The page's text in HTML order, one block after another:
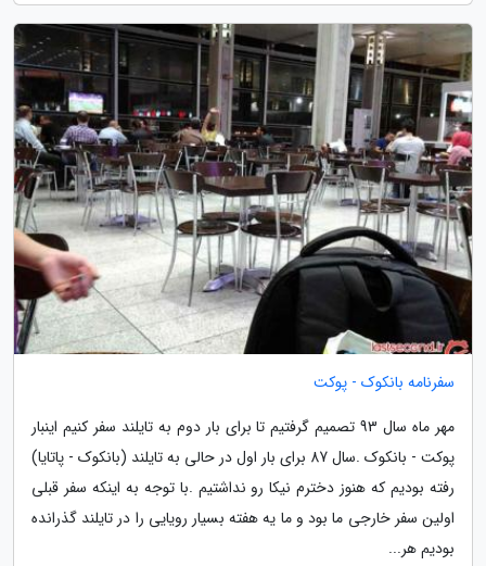
سفرنامه بانکوک - پوکت
مهر ماه سال 93 تصمیم گرفتیم تا برای بار دوم به تایلند سفر کنیم اینبار
پوکت - بانکوک .سال 87 برای بار اول در حالی به تایلند (بانکوک - پاتایا)
رفته بودیم که هنوز دخترم نیکا رو نداشتیم .با توجه به اینکه سفر قبلی
اولین سفر خارجی ما بود و ما یه هفته بسیار رویایی را در تایلند گذرانده
بودیم هر...